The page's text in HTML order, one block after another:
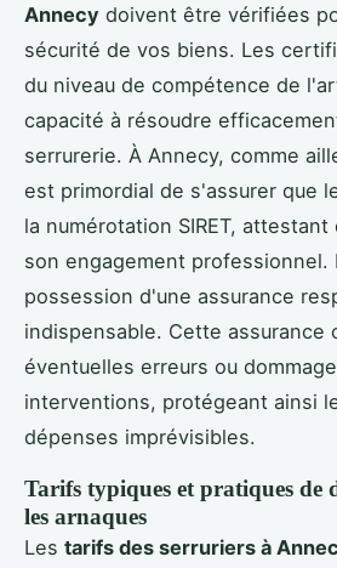
Annecy doivent être vérifiées
sécurité de vos biens. Les
du niveau de compétence de
capacité à résoudre
serrurerie. À Annecy, comme
est primordial de s'assurer que
la numérotation SIRET,
son engagement professionnel.
possession d'une assurance
indispensable. Cette assurance
éventuelles erreurs ou
interventions, protégeant ainsi
dépenses imprévisibles.
Tarifs typiques et pratiques de
les arnaques
Les tarifs des serruriers à